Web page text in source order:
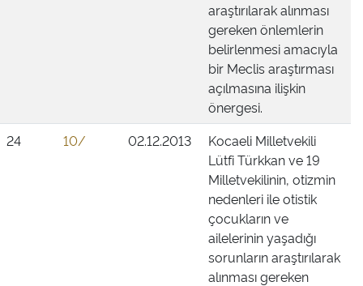
araştırılarak alınması
gereken önlemlerin
belirlenmesi amacıyla
bir Meclis araştırması
açılmasına ilişkin
önergesi.
24
10/ 02.12.2013
Kocaeli Milletvekili
Lütfi Türkkan ve 19
Milletvekilinin, otizmin
nedenleri ile otistik
çocukların ve
ailelerinin yaşadığı
sorunların araştırılarak
alınması gereken